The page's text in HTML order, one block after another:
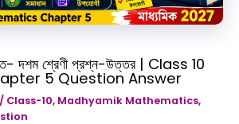
দশম শ্রেণী প্রশ্ন-উত্তর | Class 10
5 Question Answer
/ Class-10, Madhyamik Mathematics,